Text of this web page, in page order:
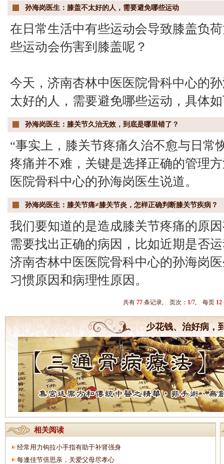
孙海岗医生：膝盖不太好的人，需要避免哪些运动
在日常生活中有些运动会导致膝盖负
些运动会伤害到膝盖呢？
今天，济南杏林中医医院骨科中心的
太好的人，需要避免哪些运动，具体
孙海岗医生：膝关节久治无效，到底是哪里错了？
“事实上，膝关节疼痛久治不愈与日常
疼痛并不难，关键是选择正确的管理
医院骨科中心的孙海岗医生说道。
孙海岗医生：膝关节痛≠膝关节炎，怎样正确判断膝关节疾病？
我们要知道的是造成膝关节疼痛的原
需要找出正确的病因，比如近期是否
济南杏林中医医院骨科中心的孙海岗
习惯原因和病理性原因。
共有 77条记录, 页次： 1/7, 每页 12
少花钱、治好病，
相关阅读
经常用力钩拉小手指有助于补肾强身
每逢佳节倍思亲，关爱父母尽孝心